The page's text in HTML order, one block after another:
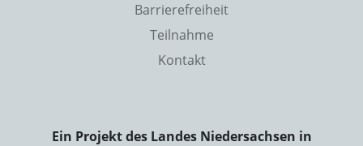
Barrierefreiheit
Teilnahme
Kontakt
Ein Projekt des Landes Niedersachsen in